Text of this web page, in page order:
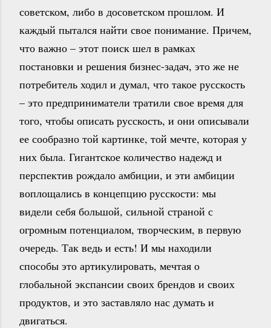
советском, либо в досоветском прошлом. И
каждый пытался найти свое понимание. Причем,
что важно – этот поиск шел в рамках
постановки и решения бизнес-задач, это же не
потребитель ходил и думал, что такое русскость
– это предприниматели тратили свое время для
того, чтобы описать русскость, и они описывали
ее сообразно той картинке, той мечте, которая у
них была. Гигантское количество надежд и
перспектив рождало амбиции, и эти амбиции
воплощались в концепцию русскости: мы
видели себя большой, сильной страной с
огромным потенциалом, творческим, в первую
очередь. Так ведь и есть! И мы находили
способы это артикулировать, мечтая о
глобальной экспансии своих брендов и своих
продуктов, и это заставляло нас думать и
двигаться.